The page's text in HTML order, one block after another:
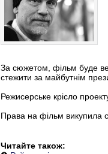
За сюжетом, фільм буде
стежити за майбутнім
Режисерське крісло
Права на фільм викупила
Читайте також: